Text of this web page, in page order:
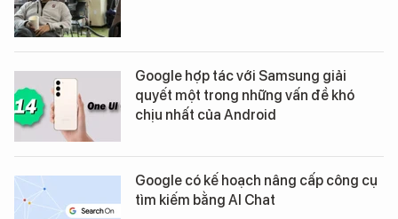
Google hợp tác với Samsung giải
quyết một trong những vấn đề khó
chịu nhất của Android
Google có kế hoạch nâng cấp công cụ
tìm kiếm bằng AI Chat